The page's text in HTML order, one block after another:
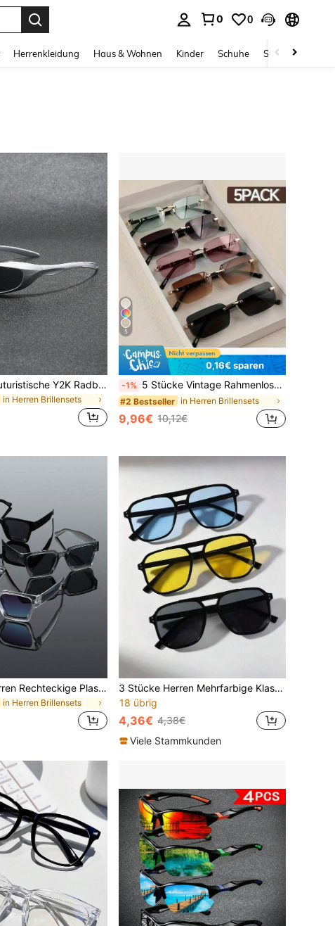
0 0
Herrenkleidung Haus & Wohnen Kinder Schuhe Schmuck &
1/4 Stücke futuristische Y2K Radbrillen, Unisex Punk Sportbrillen zum Autofahren, Laufen, Wandern und Strandtragen
in Herren Brillensets
5
0,16€ sparen
-1% 5 Stücke Vintage Rahmenlose Metallbrillen für Paar, beste Geschenkwahl, minimalistisch
#2 Bestseller in Herren Brillensets
9,96€ 10,12€
3 Stücke Herren Rechteckige Plastikrahmen Brillen, Street-Style klassisch dick & elegant, modernes minimalistisches Design, vielseitiger Modeaccessoire geeignet für Straßenfotografie, Musikfestivals, Angeln, Autofahren, Outdoor-Aktivitäten, passend für alle Gesichtsformen
in Herren Brillensets
3 Stücke Herren Mehrfarbige Klassische Retro Sommer Urlaubs Lässig Mode
18 übrig
4,36€ 4,38€
Viele Stammkunden